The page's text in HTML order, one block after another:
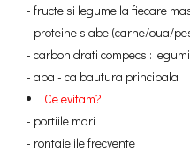
- fructe si legume la fiecare
- proteine slabe (carne/oua/
- carbohidrati compecsi:
- apa - ca bautura principala
Ce evitam?
- portiile mari
- rontaielile frecvente